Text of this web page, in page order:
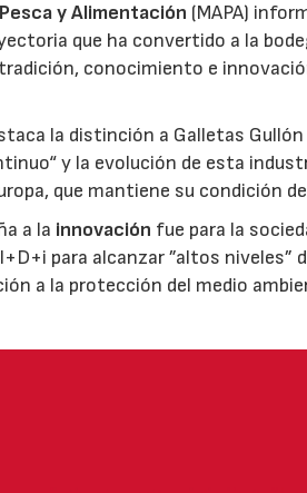
y Alimentación (MAPA)
que ha convertido a la
conocimiento e
la distinción a Galletas
y la evolución de esta
que mantiene su condición
a la innovación fue para la
para alcanzar ”altos
a la protección del medio